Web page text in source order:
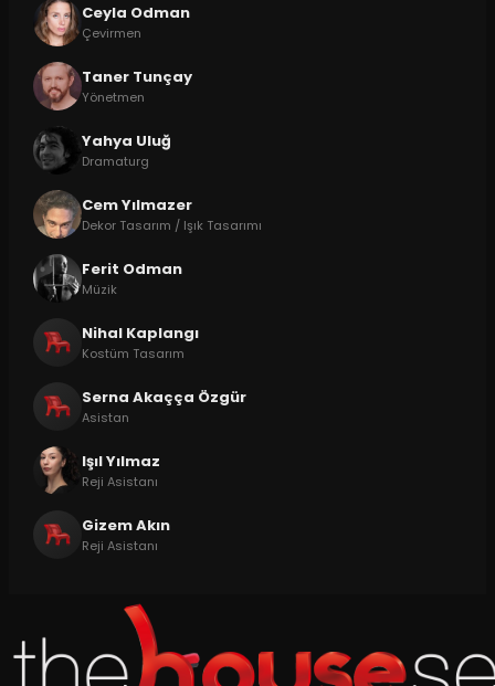
Ceyla Odman
Çevirmen
Taner Tunçay
Yönetmen
Yahya Uluğ
Dramaturg
Cem Yılmazer
Dekor Tasarım / Işık Tasarımı
Ferit Odman
Müzik
Nihal Kaplangı
Kostüm Tasarım
Serna Akaçça Özgür
Asistan
Işıl Yılmaz
Reji Asistanı
Gizem Akın
Reji Asistanı